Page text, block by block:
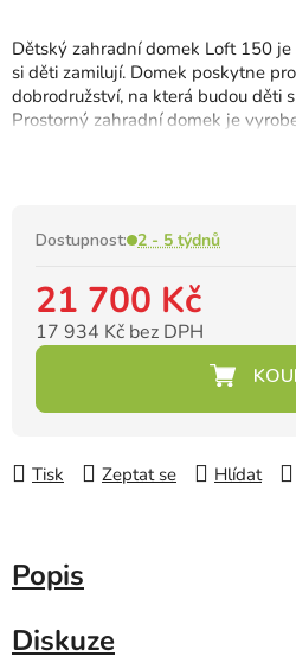
Dětský zahradní domek Loft 150
si děti zamilují. Domek poskytne
dobrodružství, na která budou děti
Prostorný zahradní domek je
Dostupnost: 2 - 5 týdnů
21 700 Kč
17 934 Kč bez DPH
Tisk Zeptat se Hlídat
Popis
Diskuze